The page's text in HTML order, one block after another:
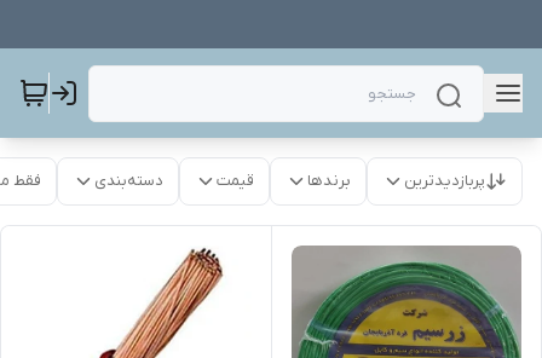
پربازدیدترین برندها قیمت دسته‌بندی فقط